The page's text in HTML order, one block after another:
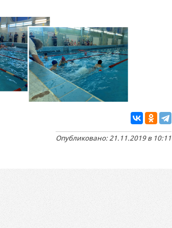
Опубликовано: 21.11.2019 в 10:11